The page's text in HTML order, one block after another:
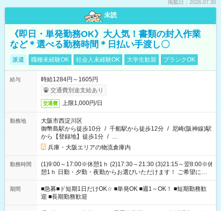
掲載日：2026.07.30
未読
《即日・単発勤務OK》大人気！書類の封入作業
など＊選べる勤務時間＊日払い手渡し〇
派遣 職種未経験OK 社会人未経験OK 大学生歓迎 ブランクOK
給与
時給1284円～1605円
交通費別途支給あり
交通費 上限1,000円/日
勤務地
大阪市西淀川区
御幣島駅から徒歩10分 / 千船駅から徒歩12分 / 尼崎(阪神線)駅
から【登録地】徒歩1分 / …
兵庫・大阪エリアの物流倉庫内
勤務時間
(1)9:00～17:00※休憩1ｈ (2)17:30～21:30 (3)21:15～翌8:00※休
憩1ｈ 日勤・夕勤・夜勤からお選びいただけます！ ご希望に合
わせて働けるお仕事です(*^^*) 【その他選べる勤務時間】 8-17
時/9-17時/9-18時/10-18時/11-21時/18-22時/20-翌4時/21-翌5
時/22-翌6時/0-翌8時 ご自身のご都合で選んで頂ける完全自由シ
フト！
期間
■急募■ド短期1日だけOK☆ ■単発OK ■週1～OK！ ■短期勤務歓
迎 ■長期勤務歓迎